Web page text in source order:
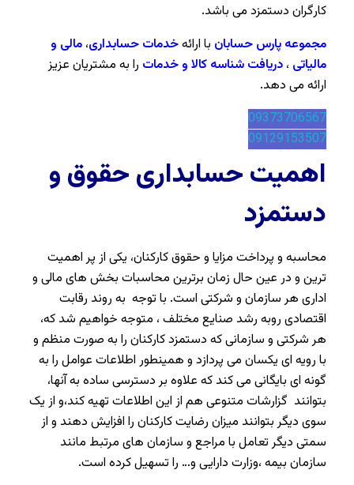
کارگران دستمزد می باشد.
مجموعه پارس حسابان با ارائهخدمات حسابداری، مالی و
مالیاتی ، دریافت شناسه کالا و خدمات را به مشتریان عزیز
ارائه می دهد.
09373706567
09129153507
اهمیت حسابداری حقوق و
دستمزد
محاسبه و پرداخت مزایا و حقوق کارکنان، یکی از پر اهمیت‌
ترین و در عین حال زمان برترین محاسبات بخش‌ های مالی و
اداری هر سازمان و شرکتی است. با توجه به روند رقابت
اقتصادی روبه رشد صنایع مختلف ، متوجه خواهیم شد که،
هر شرکتی و سازمانی که دستمزد کارکنان را به صورت منظم و
با رویه ‌ای یکسان می پردازد و همینطور اطلاعات عوامل را به
گونه ‌ای بایگانی می کند که علاوه بر دسترسی ساده به آنها،
بتوانند گزارشات متنوعی هم از این اطلاعات تهیه کند،و از یک
سوی دیگر بتوانند میزان رضایت کارکنان را افزایش دهند و از
سمتی دیگر تعامل با مراجع و سازمان ‌های مرتبط مانند
سازمان بیمه ،وزارت دارایی و… را تسهیل کرده است.